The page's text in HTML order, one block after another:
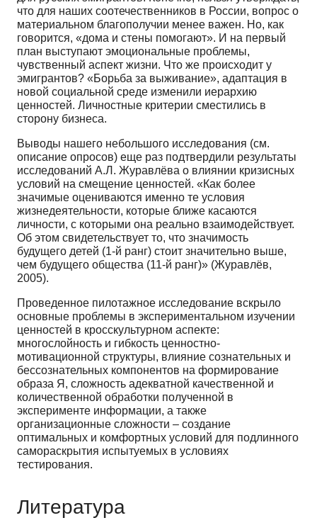
что для наших соотечественников в России, вопрос о
материальном благополучии менее важен. Но, как
говорится, «дома и стены помогают». И на первый
план выступают эмоциональные проблемы,
чувственный аспект жизни. Что же происходит у
эмигрантов? «Борьба за выживание», адаптация в
новой социальной среде изменили иерархию
ценностей. Личностные критерии сместились в
сторону бизнеса.
Выводы нашего небольшого исследования (см.
описание опросов) еще раз подтвердили результаты
исследований А.Л. Журавлёва о влиянии кризисных
условий на смещение ценностей. «Как более
значимые оцениваются именно те условия
жизнедеятельности, которые ближе касаются
личности, с которыми она реально взаимодействует.
Об этом свидетельствует то, что значимость
будущего детей (1-й ранг) стоит значительно выше,
чем будущего общества (11-й ранг)» (Журавлёв,
2005).
Проведенное пилотажное исследование вскрыло
основные проблемы в экспериментальном изучении
ценностей в кросскультурном аспекте:
многослойность и гибкость ценностно-
мотивационной структуры, влияние сознательных и
бeccoзнательных компонентов на формирование
образа Я, сложность адекватной качественной и
количественной обработки полученной в
эксперименте информации, а также
организационные сложности – создание
оптимальных и комфортных условий для подлинного
самораскрытия испытуемых в условиях
тестирования.
Литература